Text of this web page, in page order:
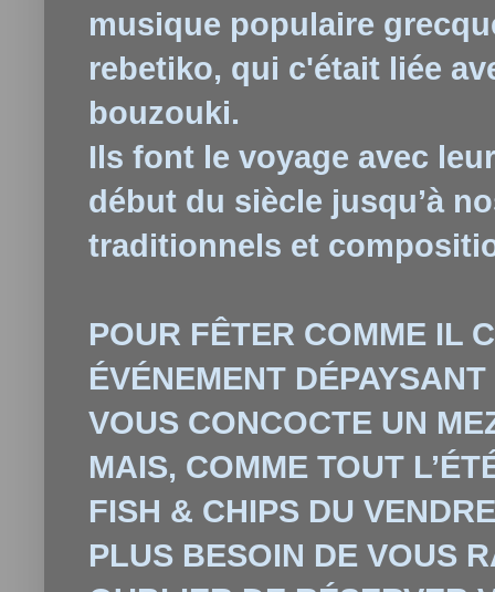
musique populaire
rebetiko, qui c'était liée
bouzouki.
Ils font le voyage avec
début du siècle jusqu’à
traditionnels et
POUR FÊTER COMME IL
ÉVÉNEMENT
VOUS CONCOCTE UN
MAIS, COMME TOUT
FISH & CHIPS DU
PLUS BESOIN DE VOUS